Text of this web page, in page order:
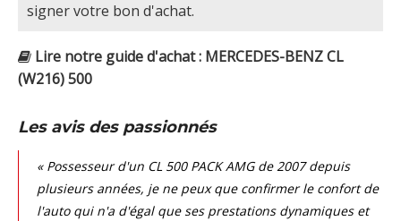
signer votre bon d'achat.
Lire notre guide d'achat : MERCEDES-BENZ CL
(W216) 500
Les avis des passionnés
« Possesseur d'un CL 500 PACK AMG de 2007 depuis
plusieurs années, je ne peux que confirmer le confort de
l'auto qui n'a d'égal que ses prestations dynamiques et